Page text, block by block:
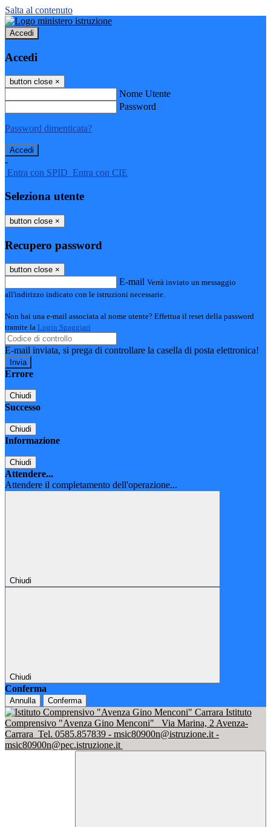
Salta al contenuto
Accedi
Accedi
button close ×
Nome Utente
Password
Password dimenticata?
-
Entra con SPID Entra con CIE
Seleziona utente
button close ×
Recupero password
button close ×
E-mail Verrà inviato un messaggio
all'indirizzo indicato con le istruzioni necessarie.
Non hai una e-mail associata al nome utente? Effettua il reset della password
tramite la Login Spaggiari
E-mail inviata, si prega di controllare la casella di posta elettronica!
Errore
Chiudi
Successo
Chiudi
Informazione
Chiudi
Attendere...
Attendere il completamento dell'operazione...
Chiudi
Chiudi
Conferma
Annulla Conferma
Istituto
Comprensivo "Avenza Gino Menconi"
Via Marina, 2 Avenza-
Carrara Tel. 0585.857839 - msic80900n@istruzione.it -
msic80900n@pec.istruzione.it